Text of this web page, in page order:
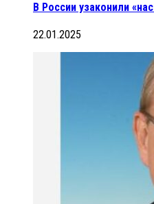
В России узаконили
22.01.2025